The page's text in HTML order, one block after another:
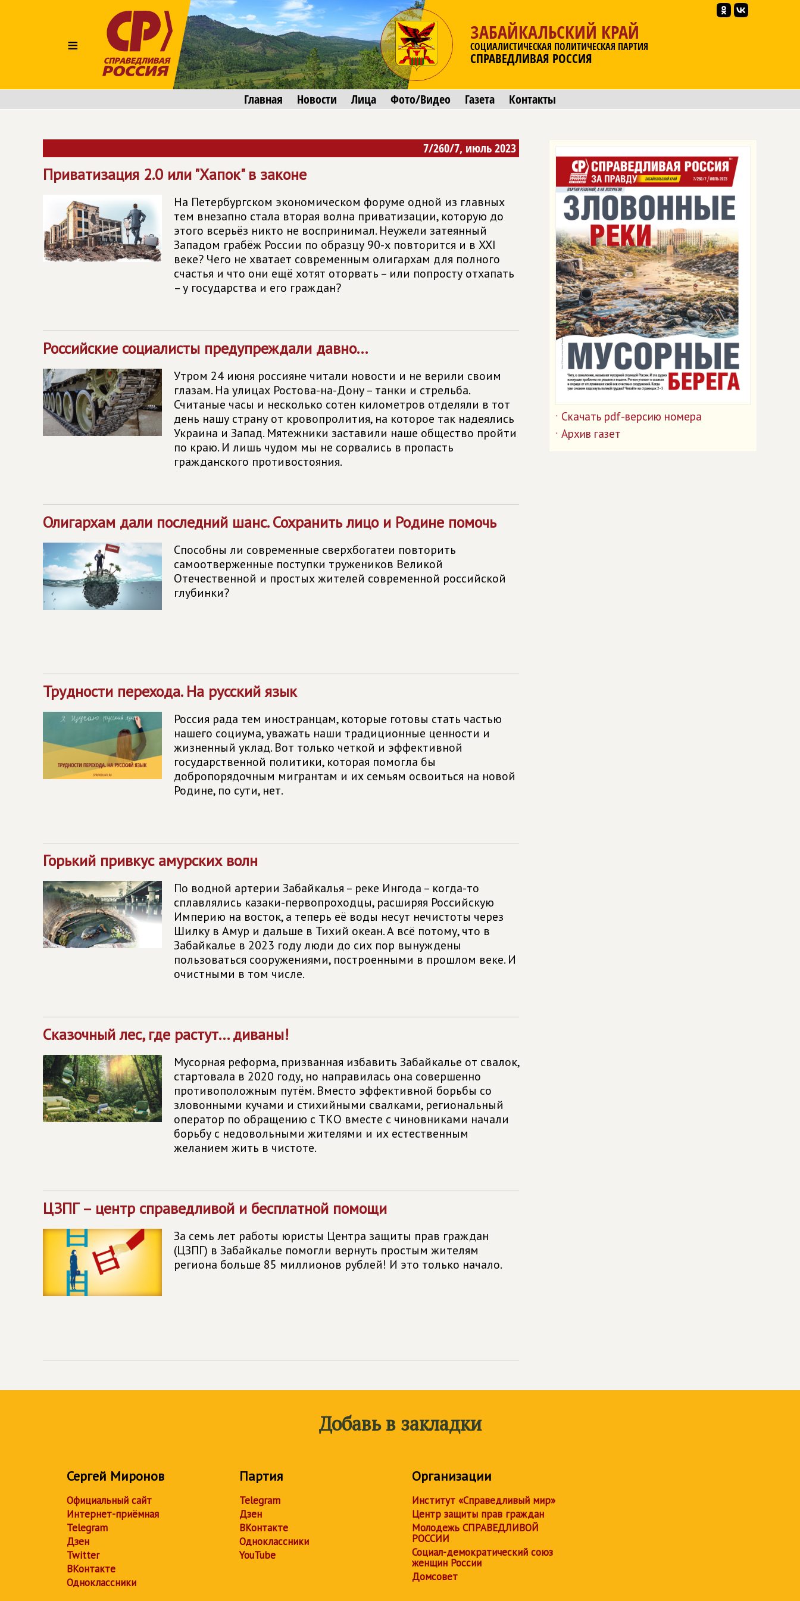
≡
ЗАБАЙКАЛЬСКИЙ КРАЙ
СОЦИАЛИСТИЧЕСКАЯ ПОЛИТИЧЕСКАЯ ПАРТИЯ
СПРАВЕДЛИВАЯ РОССИЯ
Главная Новости Лица Фото/Видео Газета Контакты
7/260/7, июль 2023
Приватизация 2.0 или "Хапок" в законе
На Петербургском экономическом форуме одной из главных
тем внезапно стала вторая волна приватизации, которую до
этого всерьёз никто не воспринимал. Неужели затеянный
Западом грабёж России по образцу 90-х повторится и в XXI
веке? Чего не хватает современным олигархам для полного
счастья и что они ещё хотят оторвать – или попросту отхапать
– у государства и его граждан?
Российские социалисты предупреждали давно...
Утром 24 июня россияне читали новости и не верили своим
глазам. На улицах Ростова-на-Дону – танки и стрельба.
Считаные часы и несколько сотен километров отделяли в тот
день нашу страну от кровопролития, на которое так надеялись
Украина и Запад. Мятежники заставили наше общество пройти
по краю. И лишь чудом мы не сорвались в пропасть
гражданского противостояния.
Олигархам дали последний шанс. Сохранить лицо и Родине помочь
Способны ли современные сверхбогатеи повторить
самоотверженные поступки тружеников Великой
Отечественной и простых жителей современной российской
глубинки?
Трудности перехода. На русский язык
Россия рада тем иностранцам, которые готовы стать частью
нашего социума, уважать наши традиционные ценности и
жизненный уклад. Вот только четкой и эффективной
государственной политики, которая помогла бы
добропорядочным мигрантам и их семьям освоиться на новой
Родине, по сути, нет.
Горький привкус амурских волн
По водной артерии Забайкалья – реке Ингода – когда-то
сплавлялись казаки-первопроходцы, расширяя Российскую
Империю на восток, а теперь её воды несут нечистоты через
Шилку в Амур и дальше в Тихий океан. А всё потому, что в
Забайкалье в 2023 году люди до сих пор вынуждены
пользоваться сооружениями, построенными в прошлом веке. И
очистными в том числе.
Сказочный лес, где растут... диваны!
Мусорная реформа, призванная избавить Забайкалье от свалок,
стартовала в 2020 году, но направилась она совершенно
противоположным путём. Вместо эффективной борьбы со
зловонными кучами и стихийными свалками, региональный
оператор по обращению с ТКО вместе с чиновниками начали
борьбу с недовольными жителями и их естественным
желанием жить в чистоте.
ЦЗПГ – центр справедливой и бесплатной помощи
За семь лет работы юристы Центра защиты прав граждан
(ЦЗПГ) в Забайкалье помогли вернуть простым жителям
региона больше 85 миллионов рублей! И это только начало.
˙ Скачать pdf-версию номера
˙ Архив газет
Добавь в закладки
Сергей Миронов
Официальный сайт
Интернет-приёмная
Telegram
Дзен
Twitter
ВКонтакте
Одноклассники
Партия
Telegram
Дзен
ВКонтакте
Одноклассники
YouTube
Организации
Институт «Справедливый мир»
Центр защиты прав граждан
Молодежь СПРАВЕДЛИВОЙ
РОССИИ
Социал-демократический союз
женщин России
Домсовет